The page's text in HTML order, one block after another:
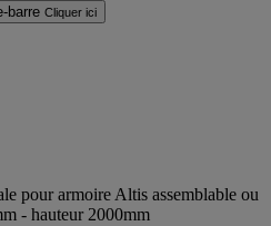
barre Cliquer ici
pour armoire Altis assemblable ou
- hauteur 2000mm